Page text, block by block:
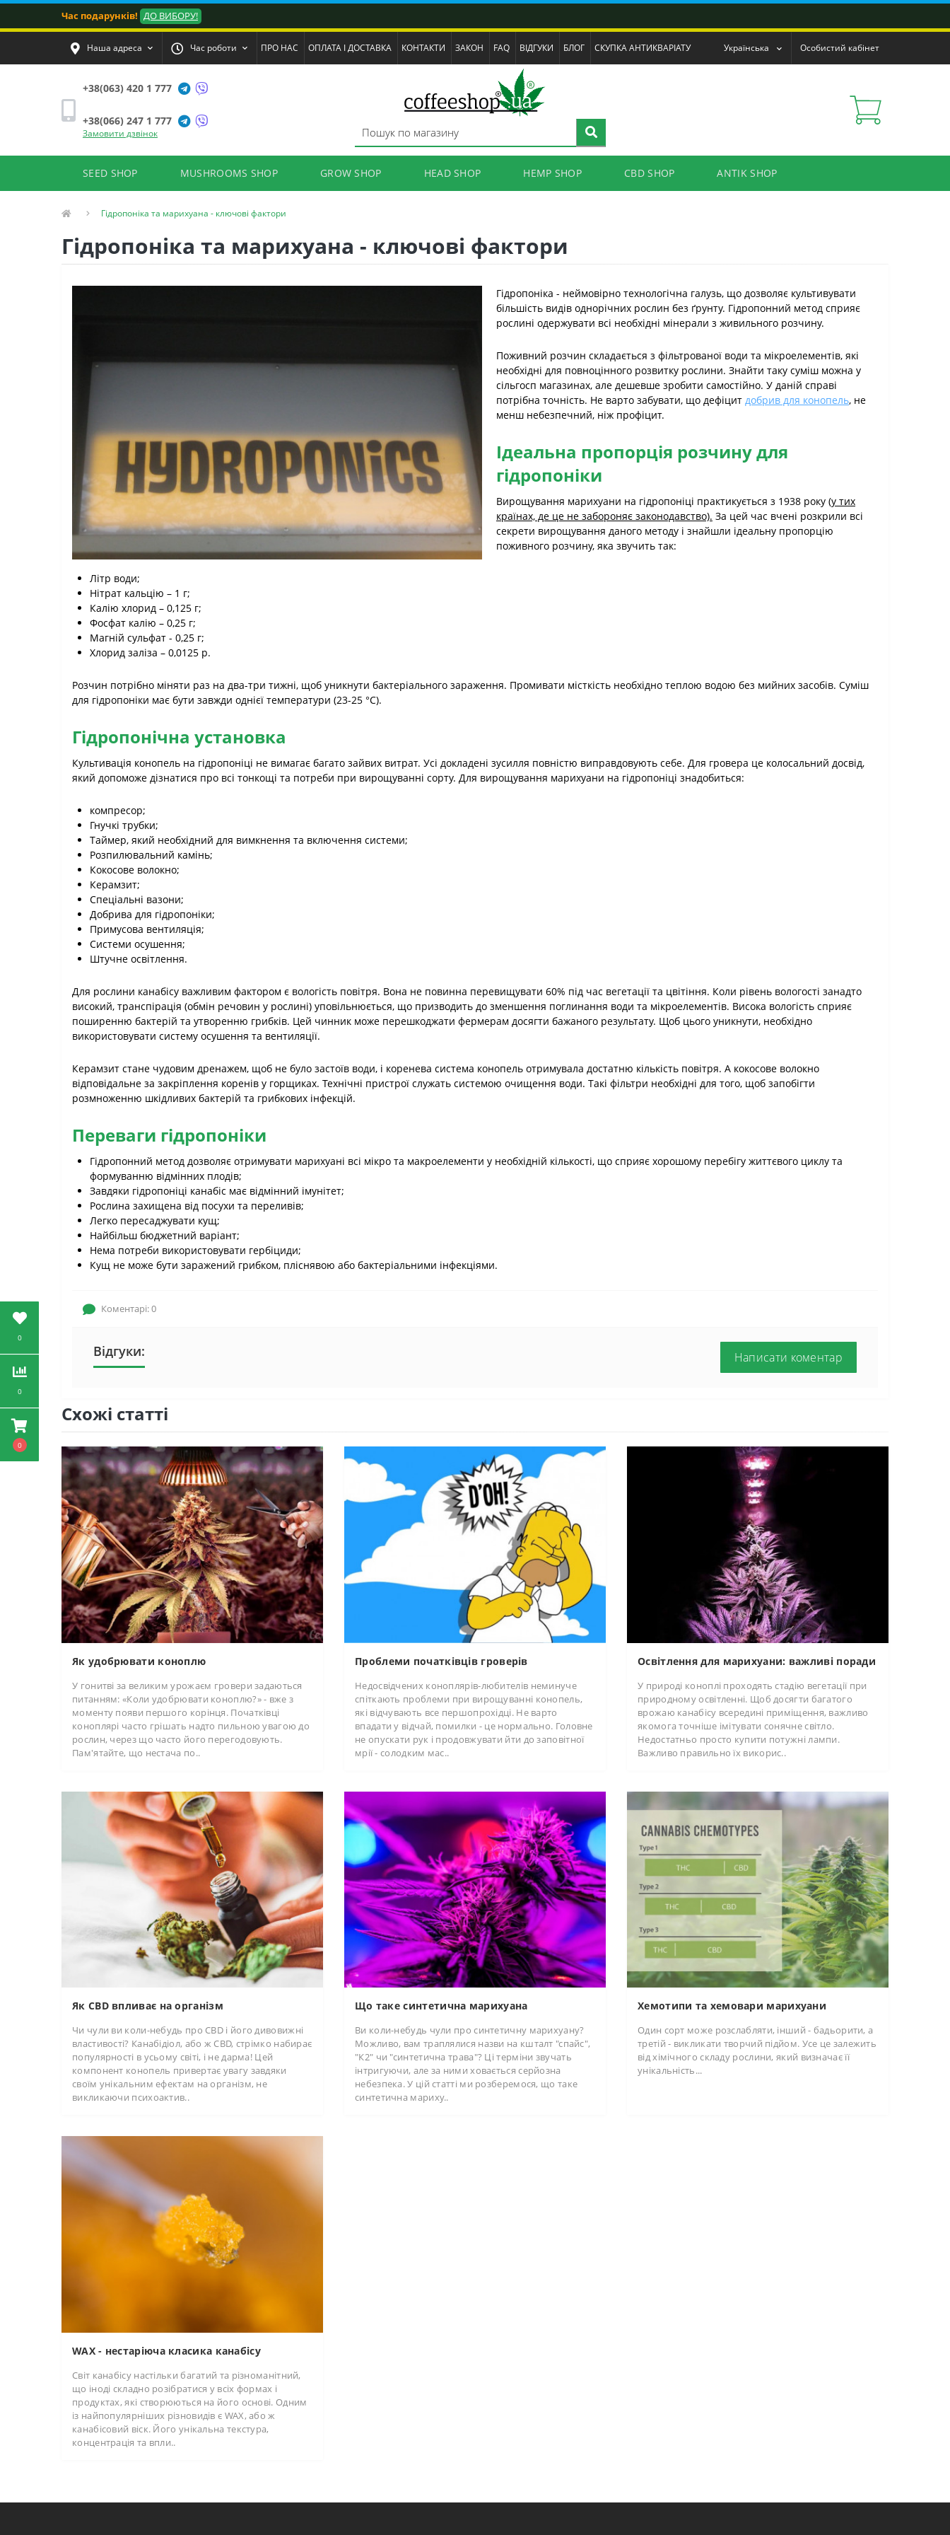
0
0
0
Час подарунків! ДО ВИБОРУ!
Наша адреса Час роботи ПРО НАС ОПЛАТА І ДОСТАВКА КОНТАКТИ ЗАКОН FAQ ВІДГУКИ БЛОГ СКУПКА АНТИКВАРІАТУ Українська Особистий кабінет
+38(063) 420 1 777
+38(066) 247 1 777
Замовити дзвінок
SEED SHOP MUSHROOMS SHOP GROW SHOP HEAD SHOP HEMP SHOP CBD SHOP ANTIK SHOP
Гідропоніка та марихуана - ключові фактори
Гідропоніка та марихуана - ключові фактори
Гідропоніка - неймовірно технологічна галузь, що дозволяє культивувати
більшість видів однорічних рослин без ґрунту. Гідропонний метод сприяє
рослині одержувати всі необхідні мінерали з живильного розчину.
Поживний розчин складається з фільтрованої води та мікроелементів, які
необхідні для повноцінного розвитку рослини. Знайти таку суміш можна у
сільгосп магазинах, але дешевше зробити самостійно. У даній справі
потрібна точність. Не варто забувати, що дефіцит добрив для конопель, не
менш небезпечний, ніж профіцит.
Ідеальна пропорція розчину для
гідропоніки
Вирощування марихуани на гідропоніці практикується з 1938 року (у тих
країнах, де це не забороняє законодавство). За цей час вчені розкрили всі
секрети вирощування даного методу і знайшли ідеальну пропорцію
поживного розчину, яка звучить так:
Літр води;
Нітрат кальцію – 1 г;
Калію хлорид – 0,125 г;
Фосфат калію – 0,25 г;
Магній сульфат - 0,25 г;
Хлорид заліза – 0,0125 р.
Розчин потрібно міняти раз на два-три тижні, щоб уникнути бактеріального зараження. Промивати місткість необхідно теплою водою без мийних засобів. Суміш
для гідропоніки має бути завжди однієї температури (23-25 °C).
Гідропонічна установка
Культивація конопель на гідропоніці не вимагає багато зайвих витрат. Усі докладені зусилля повністю виправдовують себе. Для гровера це колосальний досвід,
який допоможе дізнатися про всі тонкощі та потреби при вирощуванні сорту. Для вирощування марихуани на гідропоніці знадобиться:
компресор;
Гнучкі трубки;
Таймер, який необхідний для вимкнення та включення системи;
Розпилювальний камінь;
Кокосове волокно;
Керамзит;
Спеціальні вазони;
Добрива для гідропоніки;
Примусова вентиляція;
Системи осушення;
Штучне освітлення.
Для рослини канабісу важливим фактором є вологість повітря. Вона не повинна перевищувати 60% під час вегетації та цвітіння. Коли рівень вологості занадто
високий, транспірація (обмін речовин у рослині) уповільнюється, що призводить до зменшення поглинання води та мікроелементів. Висока вологість сприяє
поширенню бактерій та утворенню грибків. Цей чинник може перешкоджати фермерам досягти бажаного результату. Щоб цього уникнути, необхідно
використовувати систему осушення та вентиляції.
Керамзит стане чудовим дренажем, щоб не було застоїв води, і коренева система конопель отримувала достатню кількість повітря. А кокосове волокно
відповідальне за закріплення коренів у горщиках. Технічні пристрої служать системою очищення води. Такі фільтри необхідні для того, щоб запобігти
розмноженню шкідливих бактерій та грибкових інфекцій.
Переваги гідропоніки
Гідропонний метод дозволяє отримувати марихуані всі мікро та макроелементи у необхідній кількості, що сприяє хорошому перебігу життєвого циклу та
формуванню відмінних плодів;
Завдяки гідропоніці канабіс має відмінний імунітет;
Рослина захищена від посухи та переливів;
Легко пересаджувати кущ;
Найбільш бюджетний варіант;
Нема потреби використовувати гербіциди;
Кущ не може бути заражений грибком, пліснявою або бактеріальними інфекціями.
Коментарі: 0
Відгуки: Написати коментар
Схожі статті
Як удобрювати коноплю
У гонитві за великим урожаєм гровери задаються
питанням: «Коли удобрювати коноплю?» - вже з
моменту появи першого корінця. Початківці
коноплярі часто грішать надто пильною увагою до
рослин, через що часто його перегодовують.
Пам'ятайте, що нестача по..
Проблеми початківців гроверів
Недосвідчених коноплярів-любителів неминуче
спіткають проблеми при вирощуванні конопель,
які відчувають все першопрохідці. Не варто
впадати у відчай, помилки - це нормально. Головне
не опускати рук і продовжувати йти до заповітної
мрії - солодким мас..
Освітлення для марихуани: важливі поради
У природі коноплі проходять стадію вегетації при
природному освітленні. Щоб досягти багатого
врожаю канабісу всередині приміщення, важливо
якомога точніше імітувати сонячне світло.
Недостатньо просто купити потужні лампи.
Важливо правильно їх викорис..
Як CBD впливає на організм
Чи чули ви коли-небудь про CBD і його дивовижні
властивості? Канабідіол, або ж CBD, стрімко набирає
популярності в усьому світі, і не дарма! Цей
компонент конопель привертає увагу завдяки
своїм унікальним ефектам на організм, не
викликаючи психоактив..
Що таке синтетична марихуана
Ви коли-небудь чули про синтетичну марихуану?
Можливо, вам траплялися назви на кшталт "спайс",
"К2" чи "синтетична трава"? Ці терміни звучать
інтригуючи, але за ними ховається серйозна
небезпека. У цій статті ми розберемося, що таке
синтетична мариху..
Хемотипи та хемовари марихуани
Один сорт може розслабляти, інший - бадьорити, а
третій - викликати творчий підйом. Усе це залежить
від хімічного складу рослини, який визначає її
унікальність...
WAX - нестаріюча класика канабісу
Світ канабісу настільки багатий та різноманітний,
що іноді складно розібратися у всіх формах і
продуктах, які створюються на його основі. Одним
із найпопулярніших різновидів є WAX, або ж
канабісовий віск. Його унікальна текстура,
концентрація та впли..